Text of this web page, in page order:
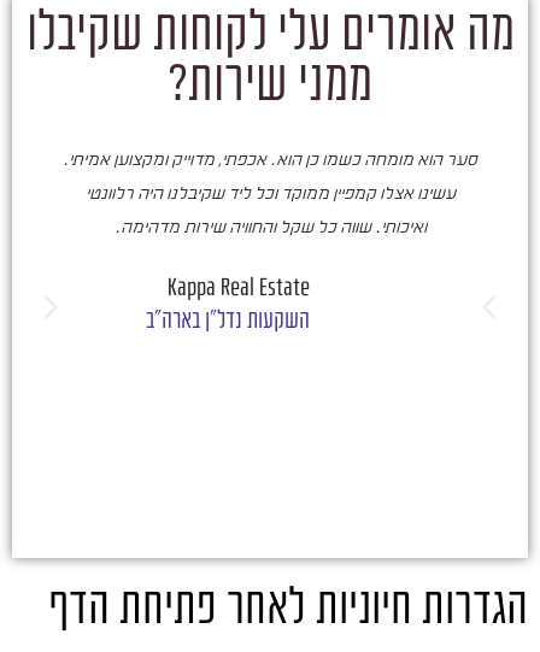
מה אומרים עלי לקוחות שקיבלו
ממני שירות?
סער הוא מומחה כשמו כן הוא. אכפתי, מדוייק ומקצוען אמיתי.
עשינו אצלו קמפיין ממוקד וכל ליד שקיבלנו היה רלוונטי
ואיכותי. שווה כל שקל והחוויה שירות מדהימה.
Kappa Real Estate
השקעות נדל"ן בארה"ב
הגדרות חיוניות לאחר פתיחת הדף